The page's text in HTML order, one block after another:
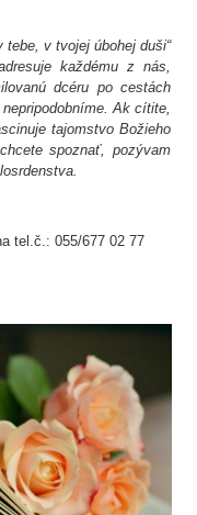
tebe, v tvojej úbohej duši“
každému z nás,
dcéru po cestách
Ak cítite,
tajomstvo Božieho
spoznať, pozývam
tel.č.: 055/677 02 77